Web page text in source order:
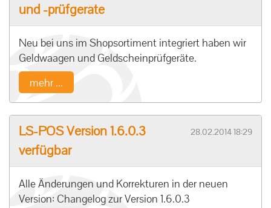
und -prüfgeräte
Neu bei uns im Shopsortiment integriert haben wir
Geldwaagen und Geldscheinprüfgeräte.
mehr ...
LS-POS Version 1.6.0.3
verfügbar
28.02.2014 18:29
Alle Änderungen und Korrekturen in der neuen
Version: Changelog zur Version 1.6.0.3